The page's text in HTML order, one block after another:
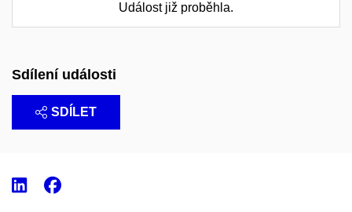
Událost již proběhla.
Sdílení události
SDÍLET
LinkedIn
Facebook